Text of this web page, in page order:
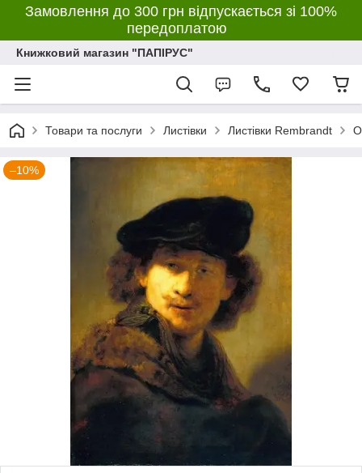
Замовлення до 300 грн відпускається зі 100%
передоплатою
Книжковий магазин "ПАПІРУС"
Товари та послуги Листівки Листівки Rembrandt
–10%